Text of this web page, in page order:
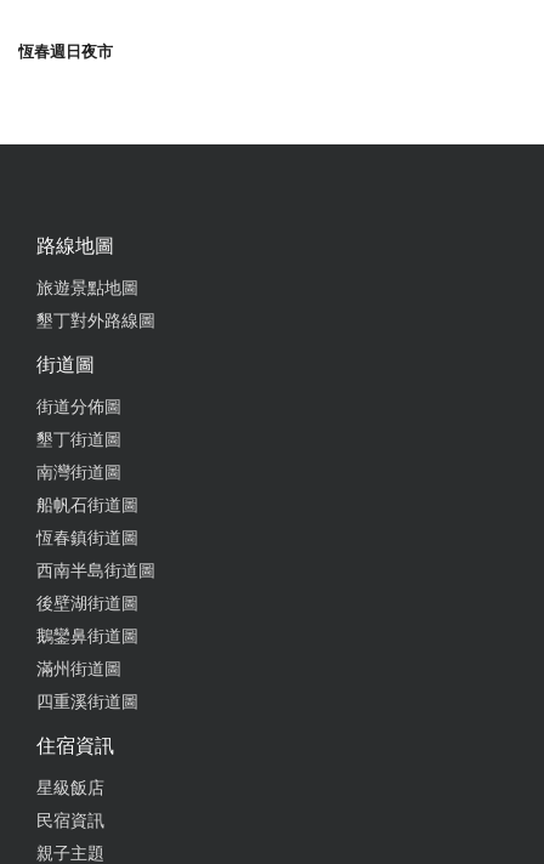
恆春週日夜市
路線地圖
旅遊景點地圖
墾丁對外路線圖
街道圖
街道分佈圖
墾丁街道圖
南灣街道圖
船帆石街道圖
恆春鎮街道圖
西南半島街道圖
後壁湖街道圖
鵝鑾鼻街道圖
滿州街道圖
四重溪街道圖
住宿資訊
星級飯店
民宿資訊
親子主題